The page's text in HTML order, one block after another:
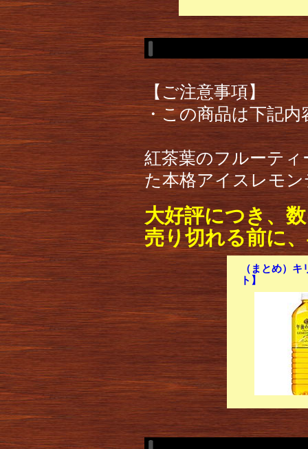
【ご注意事項】
・この商品は下記
紅茶葉のフルーテ
た本格アイスレモ
大好評につき、
売り切れる前に
（まとめ）
ト】